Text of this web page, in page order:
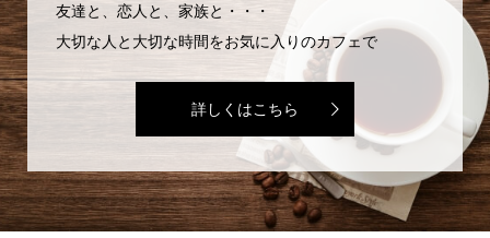
友達と、恋人と、家族と・・・
大切な人と大切な時間をお気に入りのカフェで
詳しくはこちら